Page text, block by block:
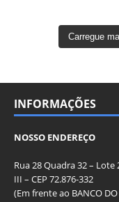
Carregue
INFORMAÇÕES
NOSSO ENDEREÇO
Rua 28 Quadra 32 – Lote
III – CEP 72.876-332
(Em frente ao BANCO DO